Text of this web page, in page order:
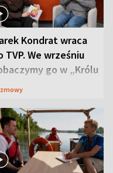
Kondrat wraca
TVP. We wrześniu
go w „Królu
I”